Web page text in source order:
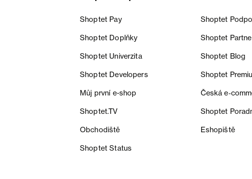
Shoptet Pay Shoptet
Shoptet Doplňky Shoptet
Shoptet Univerzita Shoptet Blog
Shoptet Developers Shoptet
Můj první e-shop Česká
Shoptet.TV Shoptet
Obchodiště Eshopiště
Shoptet Status